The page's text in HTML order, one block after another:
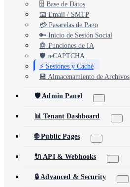
🗄️ Base de Datos
📧 Email / SMTP
💳 Pasarelas de Pago
🔑 Inicio de Sesión Social
🤖 Funciones de IA
🛡️ reCAPTCHA
⚡ Sesiones y Caché
💾 Almacenamiento de Archivos
🛡️ Admin Panel
📊 Tenant Dashboard
🌐 Public Pages
🔌 API & Webhooks
🔒 Advanced & Security